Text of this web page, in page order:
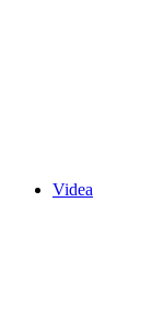
Videa